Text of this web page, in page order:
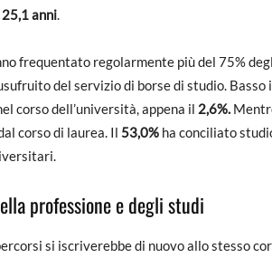
25,1 anni
frequentato regolarmente più del 75%
del servizio di borse di studio.
corso dell’università, appena il 2,6%.
corso di laurea. Il 53,0% ha conciliato
professione e degli studi
si iscriverebbe di nuovo allo stesso